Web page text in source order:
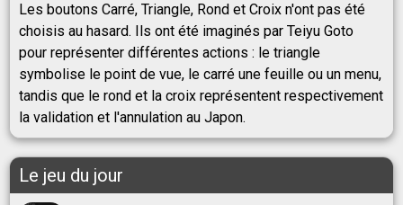
Les boutons Carré, Triangle, Rond et Croix n'ont pas été
choisis au hasard. Ils ont été imaginés par Teiyu Goto
pour représenter différentes actions : le triangle
symbolise le point de vue, le carré une feuille ou un menu,
tandis que le rond et la croix représentent respectivement
la validation et l'annulation au Japon.
Le jeu du jour